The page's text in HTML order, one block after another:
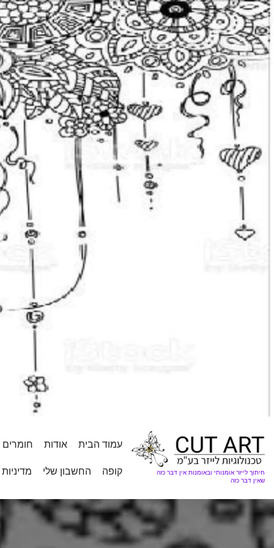
Skip
to
Content
חיתוך לייזר אומנותי ובאומנות אין דבר כזה
שאין דבר כזה
עמוד הבית אודות
חומרים
קופה
החשבון שלי